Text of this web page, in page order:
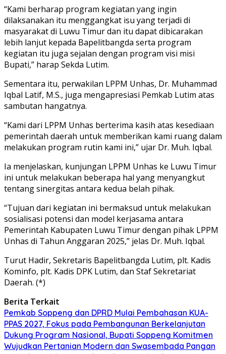
“Kami berharap program kegiatan yang ingin
dilaksanakan itu menggangkat isu yang terjadi di
masyarakat di Luwu Timur dan itu dapat dibicarakan
lebih lanjut kepada Bapelitbangda serta program
kegiatan itu juga sejalan dengan program visi misi
Bupati,” harap Sekda Lutim.
Sementara itu, perwakilan LPPM Unhas, Dr. Muhammad
Iqbal Latif, M.S., juga mengapresiasi Pemkab Lutim atas
sambutan hangatnya.
“Kami dari LPPM Unhas berterima kasih atas kesediaan
pemerintah daerah untuk memberikan kami ruang dalam
melakukan program rutin kami ini,” ujar Dr. Muh. Iqbal.
Ia menjelaskan, kunjungan LPPM Unhas ke Luwu Timur
ini untuk melakukan beberapa hal yang menyangkut
tentang sinergitas antara kedua belah pihak.
“Tujuan dari kegiatan ini bermaksud untuk melakukan
sosialisasi potensi dan model kerjasama antara
Pemerintah Kabupaten Luwu Timur dengan pihak LPPM
Unhas di Tahun Anggaran 2025,” jelas Dr. Muh. Iqbal.
Turut Hadir, Sekretaris Bapelitbangda Lutim, plt. Kadis
Kominfo, plt. Kadis DPK Lutim, dan Staf Sekretariat
Daerah. (*)
Berita Terkait
Pemkab Soppeng dan DPRD Mulai Pembahasan KUA-
PPAS 2027, Fokus pada Pembangunan Berkelanjutan
Dukung Program Nasional, Bupati Soppeng Komitmen
Wujudkan Pertanian Modern dan Swasembada Pangan